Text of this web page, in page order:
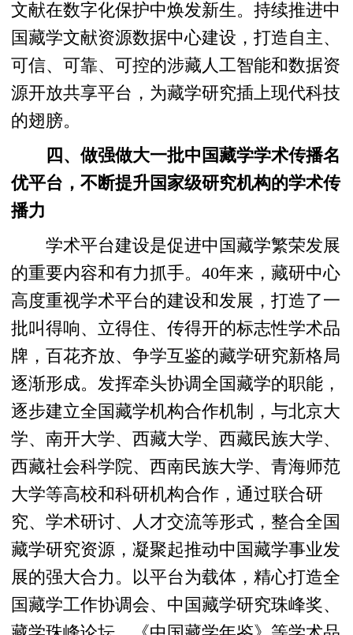
文献在数字化保护中焕发新生。持续推进中
国藏学文献资源数据中心建设，打造自主、
可信、可靠、可控的涉藏人工智能和数据资
源开放共享平台，为藏学研究插上现代科技
的翅膀。
四、做强做大一批中国藏学学术传播名
优平台，不断提升国家级研究机构的学术传
播力
学术平台建设是促进中国藏学繁荣发展
的重要内容和有力抓手。40年来，藏研中心
高度重视学术平台的建设和发展，打造了一
批叫得响、立得住、传得开的标志性学术品
牌，百花齐放、争学互鉴的藏学研究新格局
逐渐形成。发挥牵头协调全国藏学的职能，
逐步建立全国藏学机构合作机制，与北京大
学、南开大学、西藏大学、西藏民族大学、
西藏社会科学院、西南民族大学、青海师范
大学等高校和科研机构合作，通过联合研
究、学术研讨、人才交流等形式，整合全国
藏学研究资源，凝聚起推动中国藏学事业发
展的强大合力。以平台为载体，精心打造全
国藏学工作协调会、中国藏学研究珠峰奖、